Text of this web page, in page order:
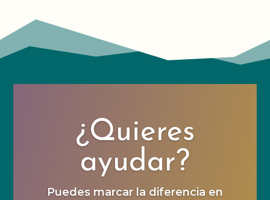
¿Quieres
ayudar?
Puedes marcar la diferencia en